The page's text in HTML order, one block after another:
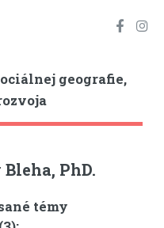
geografie,
PhD.
témy